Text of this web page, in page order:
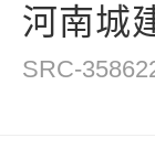
河南城
SRC-